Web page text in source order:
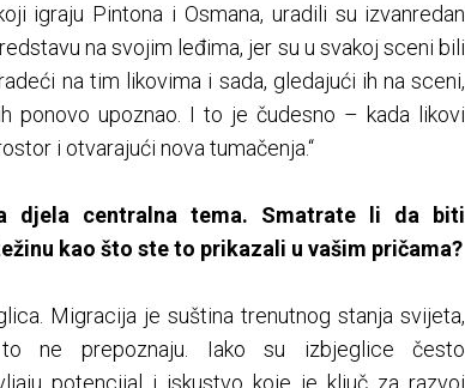
igraju Pintona i Osmana, uradili su izvanredan
na svojim leđima, jer su u svakoj sceni bili
na tim likovima i sada, gledajući ih na sceni,
ponovo upoznao. I to je čudesno – kada likovi
i otvarajući nova tumačenja.“
djela centralna tema. Smatrate li da biti
kao što ste to prikazali u vašim pričama?
Migracija je suština trenutnog stanja svijeta,
ne prepoznaju. Iako su izbjeglice često